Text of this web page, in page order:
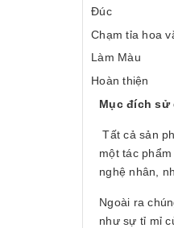
Đúc
Chạm tỉa hoa
Làm Màu
Hoàn thiện
Mục đích sử
Tất cả sản
một tác
nghệ nhân,
Ngoài ra
như sự tỉ mỉ